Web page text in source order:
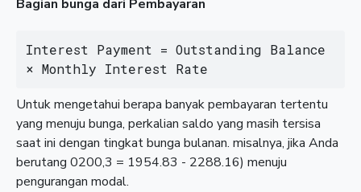
Bagian bunga dari Pembayaran
Interest Payment = Outstanding Balance
× Monthly Interest Rate
Untuk mengetahui berapa banyak pembayaran tertentu
yang menuju bunga, perkalian saldo yang masih tersisa
saat ini dengan tingkat bunga bulanan. misalnya, jika Anda
berutang 0200,3 = 1954.83 - 2288.16) menuju
pengurangan modal.